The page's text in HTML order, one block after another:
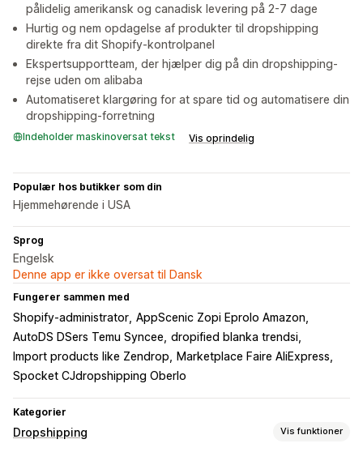
pålidelig amerikansk og canadisk levering på 2-7 dage
Hurtig og nem opdagelse af produkter til dropshipping
direkte fra dit Shopify-kontrolpanel
Ekspertsupportteam, der hjælper dig på din dropshipping-
rejse uden om alibaba
Automatiseret klargøring for at spare tid og automatisere din
dropshipping-forretning
Indeholder maskinoversat tekst Vis oprindelig
Populær hos butikker som din
Hjemmehørende i USA
Sprog
Engelsk
Denne app er ikke oversat til Dansk
Fungerer sammen med
Shopify-administrator AppScenic Zopi Eprolo Amazon
AutoDS DSers Temu Syncee dropified blanka trendsi
Import products like Zendrop Marketplace Faire AliExpress
Spocket CJdropshipping Oberlo
Kategorier
Dropshipping Vis funktioner